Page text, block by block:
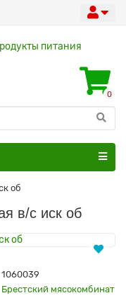
0
об
в/с иск об
1060039
Брестский мясокомбинат